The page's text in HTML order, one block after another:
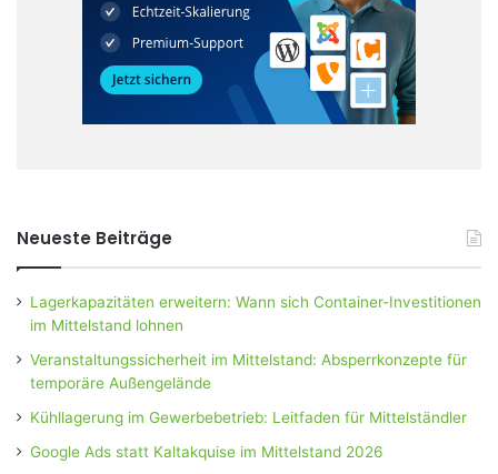
Neueste Beiträge
Lagerkapazitäten erweitern: Wann sich Container-Investitionen
im Mittelstand lohnen
Veranstaltungssicherheit im Mittelstand: Absperrkonzepte für
temporäre Außengelände
Kühllagerung im Gewerbebetrieb: Leitfaden für Mittelständler
Google Ads statt Kaltakquise im Mittelstand 2026